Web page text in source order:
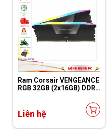
Ram Corsair VENGEANCE
RGB 32GB (2x16GB) DDR5
bus 6000MHz Black
(CMH32GX5M2E6000C36)
Liên hệ